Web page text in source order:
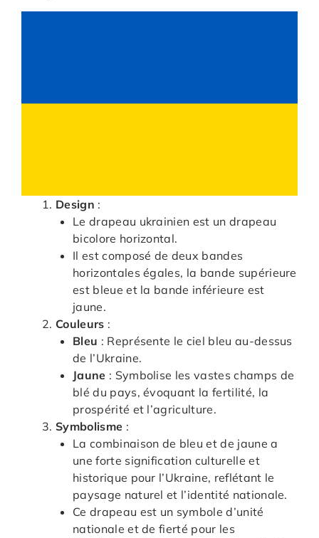
Design :
Le drapeau ukrainien est un drapeau
bicolore horizontal.
Il est composé de deux bandes
horizontales égales, la bande supérieure
est bleue et la bande inférieure est
jaune.
Couleurs :
Bleu : Représente le ciel bleu au-dessus
de l’Ukraine.
Jaune : Symbolise les vastes champs de
blé du pays, évoquant la fertilité, la
prospérité et l’agriculture.
Symbolisme :
La combinaison de bleu et de jaune a
une forte signification culturelle et
historique pour l’Ukraine, reflétant le
paysage naturel et l’identité nationale.
Ce drapeau est un symbole d’unité
nationale et de fierté pour les